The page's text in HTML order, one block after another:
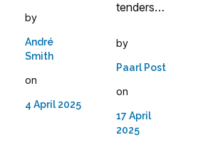
by
André
Smith
on
4 April 2025
tenders…
by
Paarl Post
on
17 April
2025